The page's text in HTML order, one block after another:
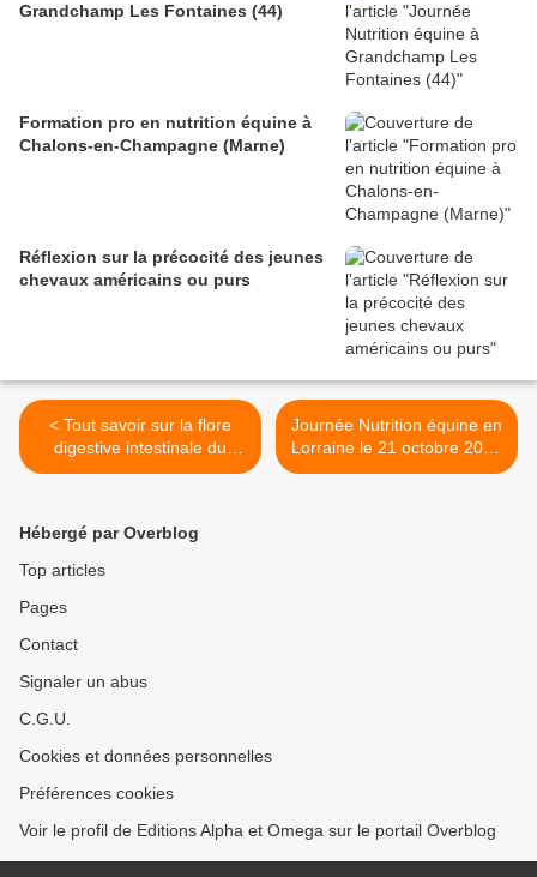
Grandchamp Les Fontaines (44)
Formation pro en nutrition équine à
Chalons-en-Champagne (Marne)
Réflexion sur la précocité des jeunes
chevaux américains ou purs
< Tout savoir sur la flore
digestive intestinale du
cheval ! Le poster
Journée Nutrition équine en
Lorraine le 21 octobre 2017
>
Hébergé par Overblog
Top articles
Pages
Contact
Signaler un abus
C.G.U.
Cookies et données personnelles
Préférences cookies
Voir le profil de Editions Alpha et Omega sur le portail Overblog